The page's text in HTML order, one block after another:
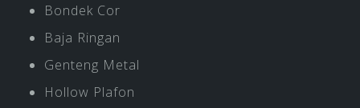
Bondek Cor
Baja Ringan
Genteng Metal
Hollow Plafon